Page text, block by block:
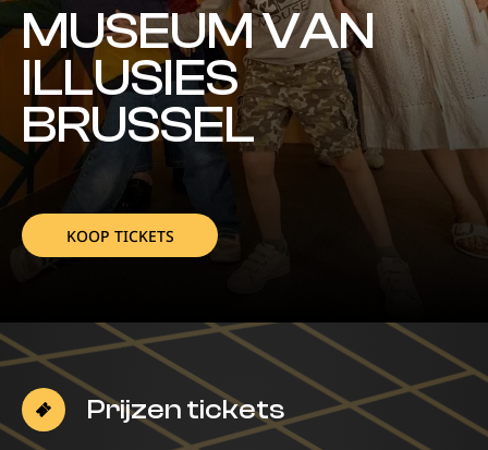
MUSEUM VAN
ILLUSIES
BRUSSEL
KOOP TICKETS
Prijzen tickets